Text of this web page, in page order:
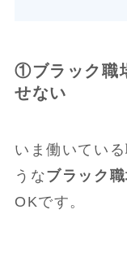
①ブラック職
せない
いま働いてい
うなブラック
OKです。